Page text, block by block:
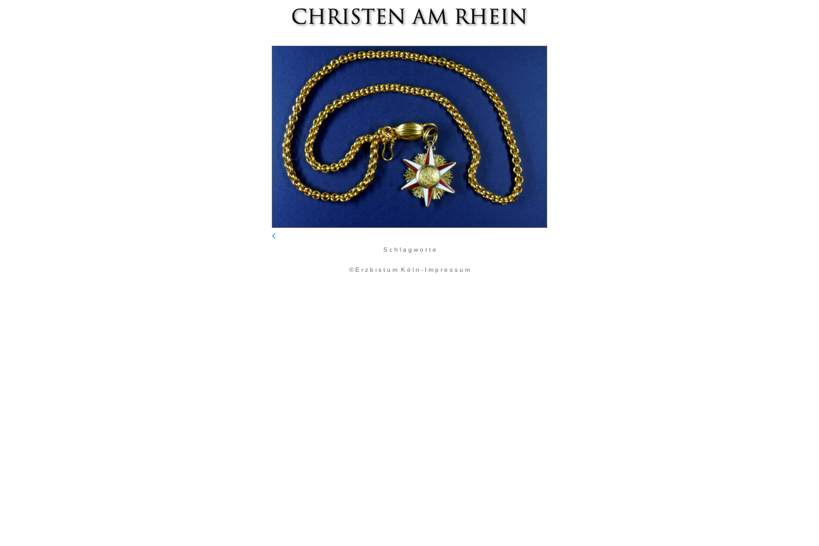
S c h l a g w o r t e
© E r z b i s t u m K ö l n - I m p r e s s u m